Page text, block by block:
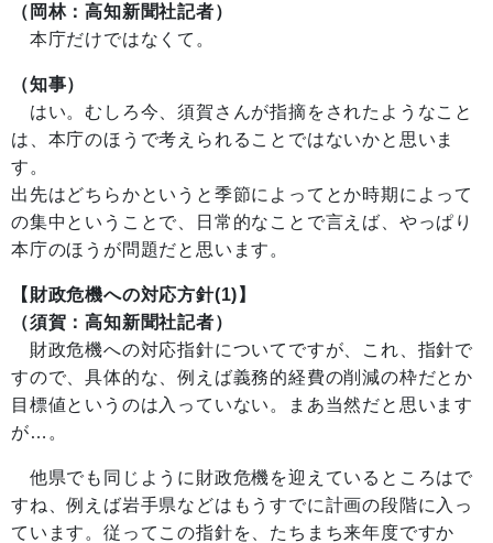
（岡林：高知新聞社記者）
本庁だけではなくて。
（知事）
はい。むしろ今、須賀さんが指摘をされたようなこと
は、本庁のほうで考えられることではないかと思いま
す。
出先はどちらかというと季節によってとか時期によって
の集中ということで、日常的なことで言えば、やっぱり
本庁のほうが問題だと思います。
【財政危機への対応方針(1)】
（須賀：高知新聞社記者）
財政危機への対応指針についてですが、これ、指針で
すので、具体的な、例えば義務的経費の削減の枠だとか
目標値というのは入っていない。まあ当然だと思います
が…。
他県でも同じように財政危機を迎えているところはで
すね、例えば岩手県などはもうすでに計画の段階に入っ
ています。従ってこの指針を、たちまち来年度ですか